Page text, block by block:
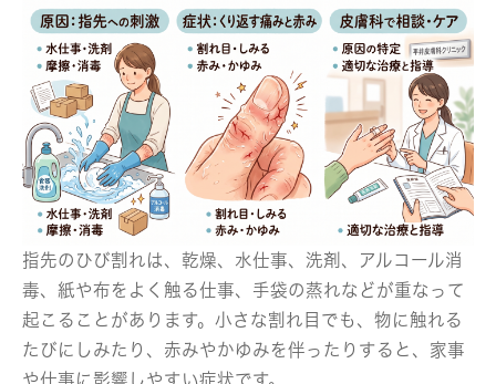
指先のひび割れは、乾燥、水仕事、洗剤、アルコール消
毒、紙や布をよく触る仕事、手袋の蒸れなどが重なって
起こることがあります。小さな割れ目でも、物に触れる
たびにしみたり、赤みやかゆみを伴ったりすると、家事
や仕事に影響しやすい症状です。